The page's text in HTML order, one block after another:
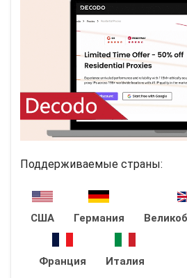
Поддерживаемые страны:
США Германия
Франция Италия